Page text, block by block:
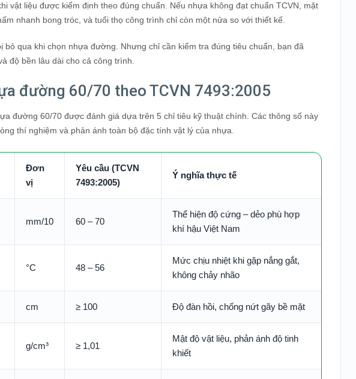
vật liệu được kiểm định theo đúng chuẩn. Nếu nhựa không đạt chuẩn TCVN, mặt
nhanh bong tróc, và tuổi thọ công trình chỉ còn một nửa so với thiết kế.
bỏ qua khi chọn nhựa đường. Nhưng chỉ cần kiểm tra đúng tiêu chuẩn, bạn đã
độ bền lâu dài cho cả công trình.
đường 60/70 theo TCVN 7493:2005
đường 60/70 được đánh giá dựa trên 5 chỉ tiêu kỹ thuật chính. Các thông số này
thí nghiệm và phản ánh toàn bộ đặc tính vật lý của nhựa.
Đơn
vị
Yêu cầu (TCVN
7493:2005)
Ý nghĩa thực tế
mm/10 60 – 70
Thể hiện độ cứng – dẻo phù hợp
khí hậu Việt Nam
°C 48 – 56
Mức chịu nhiệt khi gặp nắng gắt,
không chảy nhão
cm ≥ 100 Độ đàn hồi, chống nứt gãy bề mặt
g/cm³ ≥ 1,01
Mật độ vật liệu, phản ánh độ tinh
khiết